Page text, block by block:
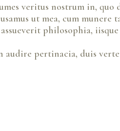
veritus nostrum in, quo
ut mea, cum munere
philosophia,
audire pertinacia, duis